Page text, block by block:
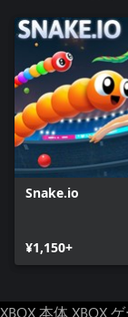
Snake.io
¥1,150+
XBOX 本体XBOX